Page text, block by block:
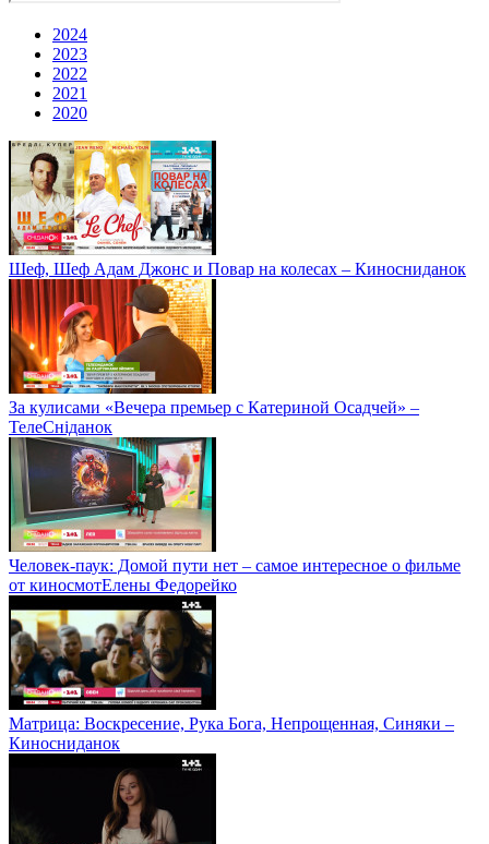
2024
2023
2022
2021
2020
Шеф, Шеф Адам Джонс и Повар на колесах – Киносниданок
За кулисами «Вечера премьер с Катериной Осадчей» –
ТелеСніданок
Человек-паук: Домой пути нет – самое интересное о фильме
от киносмотЕлены Федорейко
Матрица: Воскресение, Рука Бога, Непрощенная, Синяки –
Киносниданок